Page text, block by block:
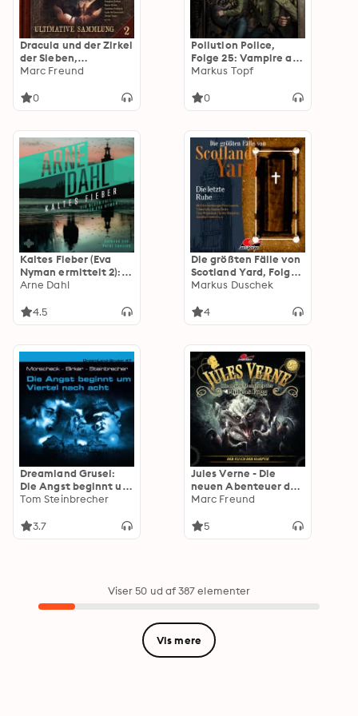
Dracula und der Zirkel
der Sieben,
Ultimative Sammlung
Marc Freund
0
Pollution Police,
Folge 25: Vampire auf
Burg Schattenstein
Markus Topf
0
Kaltes Fieber (Eva
Nyman ermittelt 2):
Ein neuer Fall für Eva
Schweden-Krimi
Arne Dahl
4.5
Die größten Fälle von
Scotland Yard, Folge
68: Die letzte Ruhe
Markus Duschek
4
Dreamland Grusel:
Die Angst beginnt um
Viertel nach acht
Tom Steinbrecher
3.7
Jules Verne - Die
neuen Abenteuer des
Phileas Fogg: Der
Marc Freund
5
Viser 50 ud af 387 elementer
Vis mere